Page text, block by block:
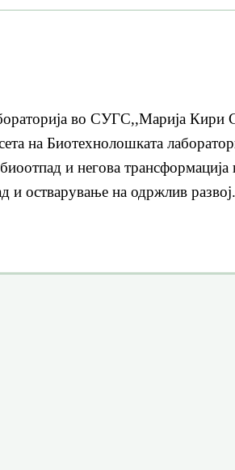
во СУГС,,Марија Кири
на Биотехнолошката
и негова
и остварување на одржлив развој.